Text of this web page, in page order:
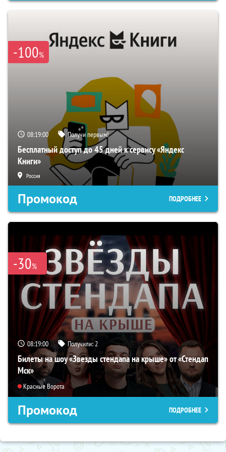
-100%
08:18:59 Получи первым!
Бесплатный доступ до 45 дней к сервису «Яндекс
Книги»
Россия
Промокод ПОДРОБНЕЕ
-30%
08:18:59 Получили:2
Билеты на шоу «Звезды стендапа на крыше» от «Стендап
Мск»
Красные Ворота
Промокод ПОДРОБНЕЕ